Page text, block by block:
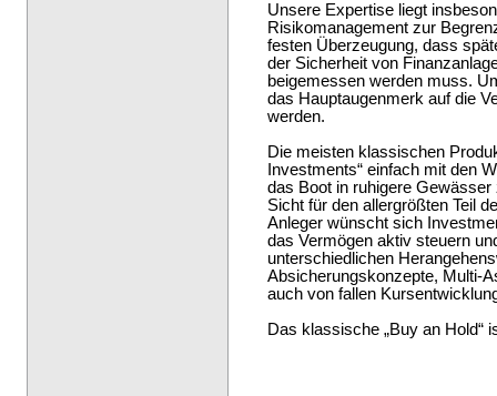
Unsere Expertise liegt
Risikomanagement zur
festen Überzeugung, dass
der Sicherheit von
beigemessen werden muss.
das Hauptaugenmerk auf die
werden.
Die meisten klassischen
Investments“ einfach mit den
das Boot in ruhigere
Sicht für den allergrößten Teil
Anleger wünscht sich
das Vermögen aktiv steuern
unterschiedlichen
Absicherungskonzepte, Multi-
auch von fallen
Das klassische „Buy an Hold“